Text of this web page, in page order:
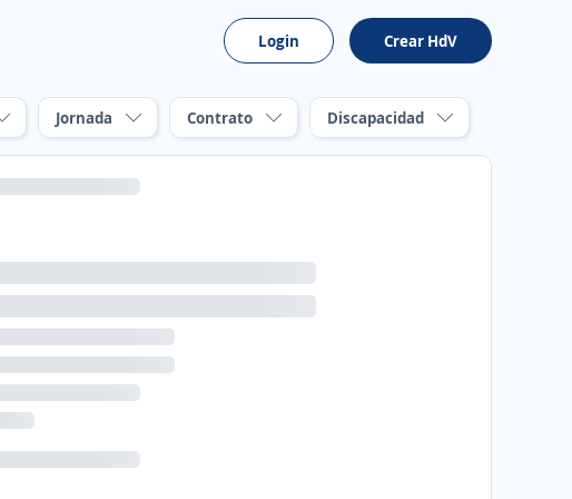
Login Crear HdV
Jornada Contrato Discapacidad